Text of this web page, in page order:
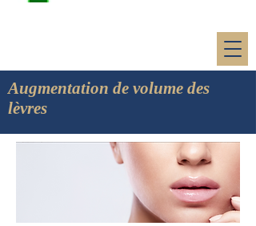
Augmentation de volume des
lèvres